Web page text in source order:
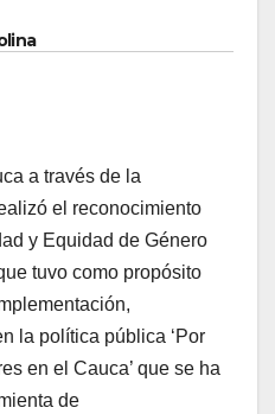
a través de la
el reconocimiento
y Equidad de Género
tuvo como propósito
la política pública ‘Por
en el Cauca’ que se ha
de